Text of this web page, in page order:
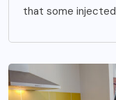
that some injected